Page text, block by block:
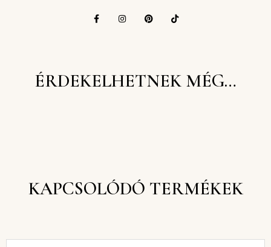
ÉRDEKELHETNEK MÉG…
KAPCSOLÓDÓ TERMÉKEK